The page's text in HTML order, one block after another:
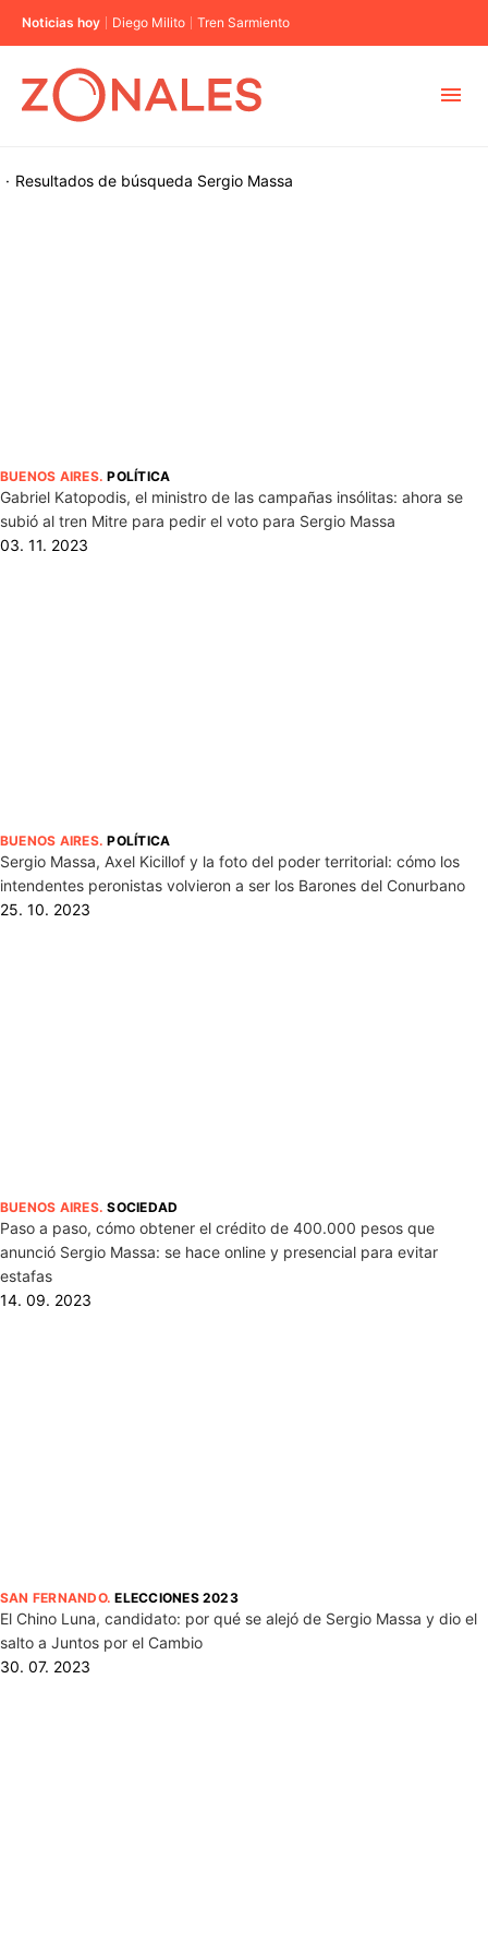
Noticias hoy Diego Milito Tren Sarmiento
Resultados de búsqueda
· Sergio Massa
BUENOS AIRES.POLÍTICA
Gabriel Katopodis, el ministro de las campañas insólitas: ahora se
subió al tren Mitre para pedir el voto para Sergio Massa
03. 11. 2023
BUENOS AIRES.POLÍTICA
Sergio Massa, Axel Kicillof y la foto del poder territorial: cómo los
intendentes peronistas volvieron a ser los Barones del Conurbano
25. 10. 2023
BUENOS AIRES.SOCIEDAD
Paso a paso, cómo obtener el crédito de 400.000 pesos que
anunció Sergio Massa: se hace online y presencial para evitar
estafas
14. 09. 2023
SAN FERNANDO.ELECCIONES 2023
El Chino Luna, candidato: por qué se alejó de Sergio Massa y dio el
salto a Juntos por el Cambio
30. 07. 2023